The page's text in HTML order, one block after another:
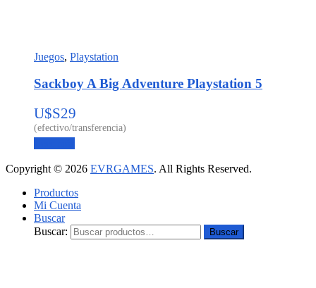
Juegos, Playstation
Sackboy A Big Adventure Playstation 5
U$S29
Copyright © 2026 EVRGAMES. All Rights Reserved.
Productos
Mi Cuenta
Buscar
Buscar:
Buscar